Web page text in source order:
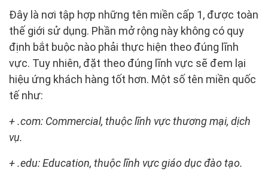
Đây là nơi tập hợp những tên miền cấp 1, được toàn
thế giới sử dụng. Phần mở rộng này không có quy
định bắt buộc nào phải thực hiện theo đúng lĩnh
vực. Tuy nhiên, đặt theo đúng lĩnh vực sẽ đem lại
hiệu ứng khách hàng tốt hơn. Một số tên miền quốc
tế như:
+ .com: Commercial, thuộc lĩnh vực thương mại, dịch
vụ.
+ .edu: Education, thuộc lĩnh vực giáo dục đào tạo.